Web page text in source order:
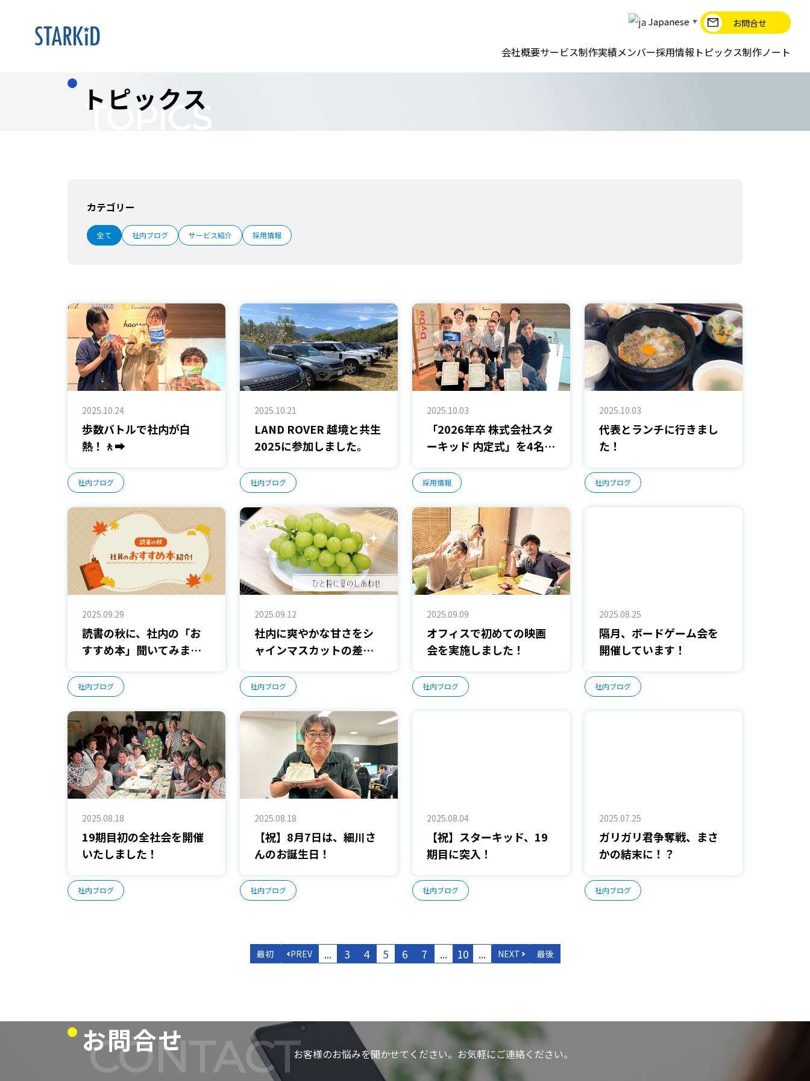
Japanese ▼ お問合せ
会社概要サービス制作実績メンバー採用情報 トピックス制作ノート
トピックス
TOPICS
カテゴリー
全て 社内ブログ サービス紹介 採用情報
2025.10.24
歩数バトルで社内が白
熱！🚶‍➡️
社内ブログ
2025.10.21
LAND ROVER 越境と共生
2025に参加しました。
社内ブログ
2025.10.03
「2026年卒 株式会社スタ
ーキッド 内定式」を4名の
た。
採用情報
2025.10.03
代表とランチに行きまし
た！
社内ブログ
2025.09.29
読書の秋に、社内の「お
すすめ本」聞いてみまし
社内ブログ
2025.09.12
社内に爽やかな甘さを――シ
ャインマスカットの差し
社内ブログ
2025.09.09
オフィスで初めての映画
会を実施しました！
社内ブログ
2025.08.25
隔月、ボードゲーム会を
開催しています！
社内ブログ
2025.08.18
19期目初の全社会を開催
いたしました！
社内ブログ
2025.08.18
【祝】8月7日は、細川さ
んのお誕生日！
社内ブログ
2025.08.04
【祝】スターキッド、19
期目に突入！
社内ブログ
2025.07.25
ガリガリ君争奪戦、まさ
かの結末に！？
社内ブログ
最初 PREV ... 3 4 5 6 7 ... 10 ... NEXT 最後
お問合せ
CONTACTお客様のお悩みを聞かせてください。お気軽にご連絡ください。